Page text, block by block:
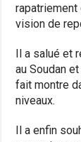
rapatriement
vision de
Il a salué et
au Soudan
fait montre
niveaux.
Il a enfin